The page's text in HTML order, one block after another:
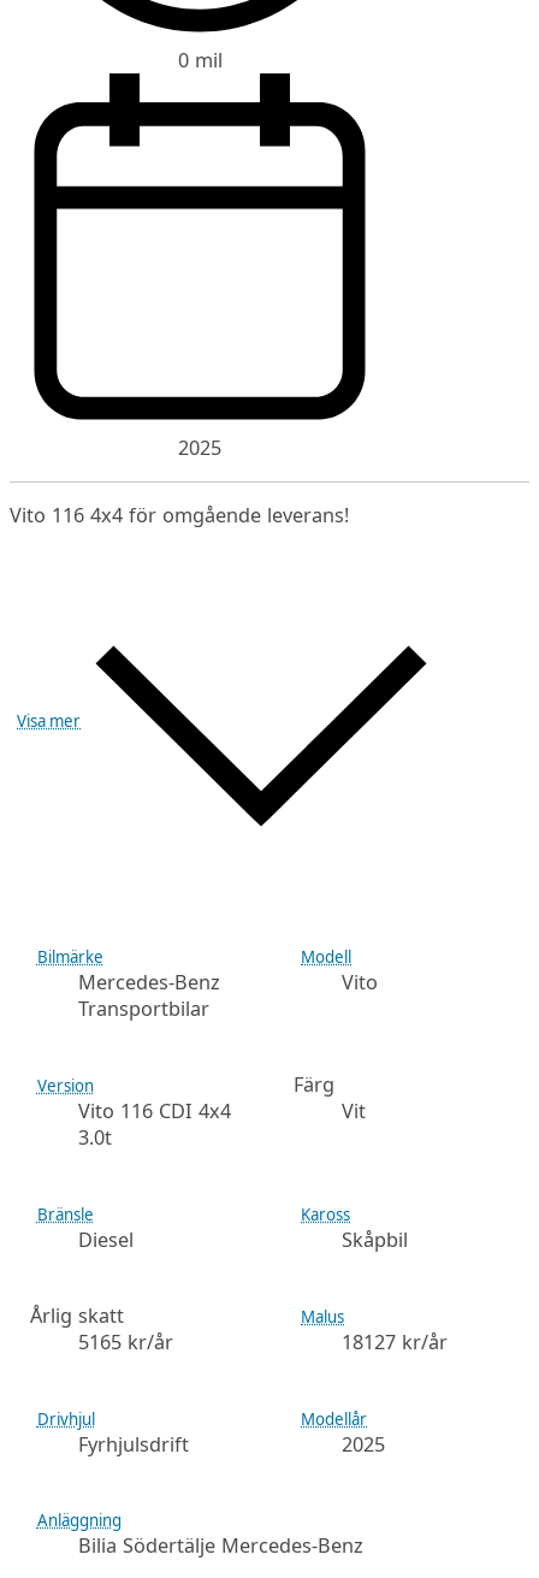
0 mil
2025
Vito 116 4x4 för omgående leverans!
Visa mer
Bilmärke
Mercedes-Benz
Transportbilar
Modell
Vito
Version
Vito 116 CDI 4x4
3.0t
Färg
Vit
Bränsle
Diesel
Kaross
Skåpbil
Årlig skatt
5165 kr/år
Malus
18127 kr/år
Drivhjul
Fyrhjulsdrift
Modellår
2025
Anläggning
Bilia Södertälje Mercedes-Benz